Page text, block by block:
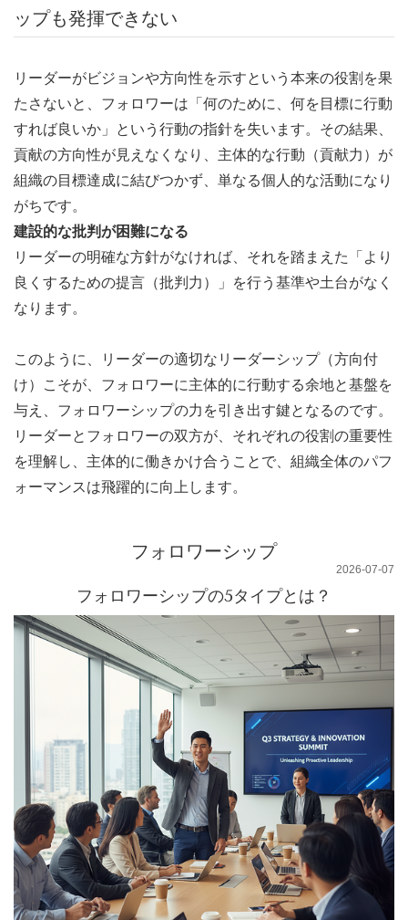
ップも発揮できない
リーダーがビジョンや方向性を示すという本来の役割を果
たさないと、フォロワーは「何のために、何を目標に行動
すれば良いか」という行動の指針を失います。その結果、
貢献の方向性が見えなくなり、主体的な行動（貢献力）が
組織の目標達成に結びつかず、単なる個人的な活動になり
がちです。
建設的な批判が困難になる
リーダーの明確な方針がなければ、それを踏まえた「より
良くするための提言（批判力）」を行う基準や土台がなく
なります。
このように、リーダーの適切なリーダーシップ（方向付
け）こそが、フォロワーに主体的に行動する余地と基盤を
与え、フォロワーシップの力を引き出す鍵となるのです。
リーダーとフォロワーの双方が、それぞれの役割の重要性
を理解し、主体的に働きかけ合うことで、組織全体のパフ
ォーマンスは飛躍的に向上します。
フォロワーシップ
2026-07-07
フォロワーシップの5タイプとは？